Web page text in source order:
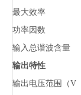
最大效率
功率因数
输入总谐波含量
输出特性
输出电压范围（V